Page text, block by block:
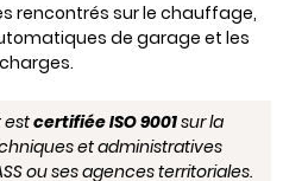
rencontrés sur le chauffage,
de garage et les
estcertifiée ISO 9001sur la
et administratives
ou ses agences territoriales.